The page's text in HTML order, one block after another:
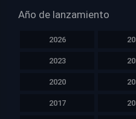
Año de lanzamiento
2026
2023
2020
2017